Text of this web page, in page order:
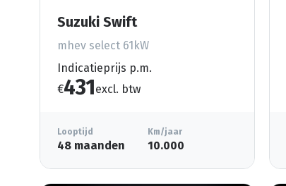
Suzuki Swift
mhev select 61kW
Indicatieprijs p.m.
€431excl. btw
Looptijd
48 maanden
Km/jaar
10.000